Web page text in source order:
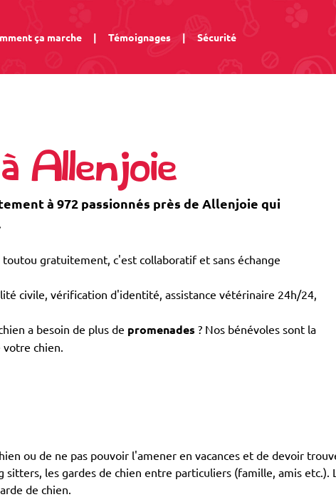
ça marche | Témoignages | Sécurité
Allenjoie
à 972 passionnés près de Allenjoie qui
gratuitement, c'est collaboratif et sans échange
civile, vérification d'identité, assistance vétérinaire 24h/24,
a besoin de plus de promenades ? Nos bénévoles sont la
chien.
ou de ne pas pouvoir l'amener en vacances et de devoir
sitters, les gardes de chien entre particuliers (famille, amis
de chien.